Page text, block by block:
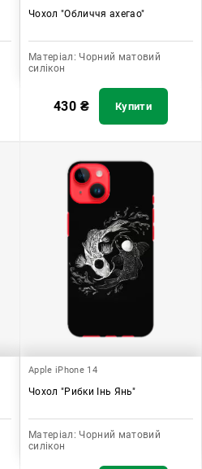
Чохол "Обличчя ахегао"
Матеріал: Чорний матовий
силікон
430 ₴ Купити
Apple iPhone 14
Чохол "Рибки Інь Янь"
Матеріал: Чорний матовий
силікон